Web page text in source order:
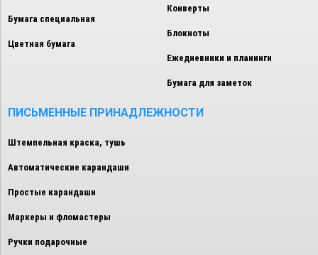
Бумага специальная
Цветная бумага
Конверты
Блокноты
Ежедневники и планинги
Бумага для заметок
ПИСЬМЕННЫЕ ПРИНАДЛЕЖНОСТИ
Штемпельная краска, тушь
Автоматические карандаши
Простые карандаши
Маркеры и фломастеры
Ручки подарочные